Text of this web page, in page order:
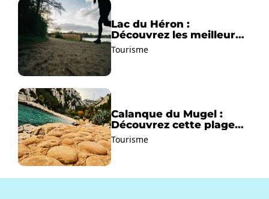
Lac du Héron :
Découvrez les meilleurs
sentiers de randonnée !
Tourisme
Calanque du Mugel :
Découvrez cette plage
paradisiaque à La Ciotat
!
Tourisme